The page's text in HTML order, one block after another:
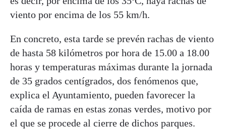
viento por encima de los 55 km/h.
En concreto, esta tarde se prevén rachas de viento
de hasta 58 kilómetros por hora de 15.00 a 18.00
horas y temperaturas máximas durante la jornada
de 35 grados centígrados, dos fenómenos que,
explica el Ayuntamiento, pueden favorecer la
caída de ramas en estas zonas verdes, motivo por
el que se procede al cierre de dichos parques.